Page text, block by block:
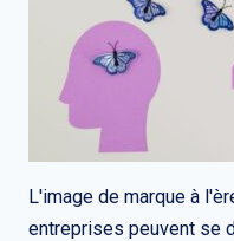
L'image de marque à
entreprises peuvent se